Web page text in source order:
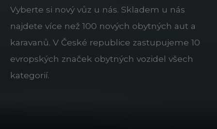
Vyberte si nový vůz u nás. Skladem u nás
najdete více než 100 nových obytných aut a
karavanů. V České republice zastupujeme 10
evropských značek obytných vozidel všech
kategorií.